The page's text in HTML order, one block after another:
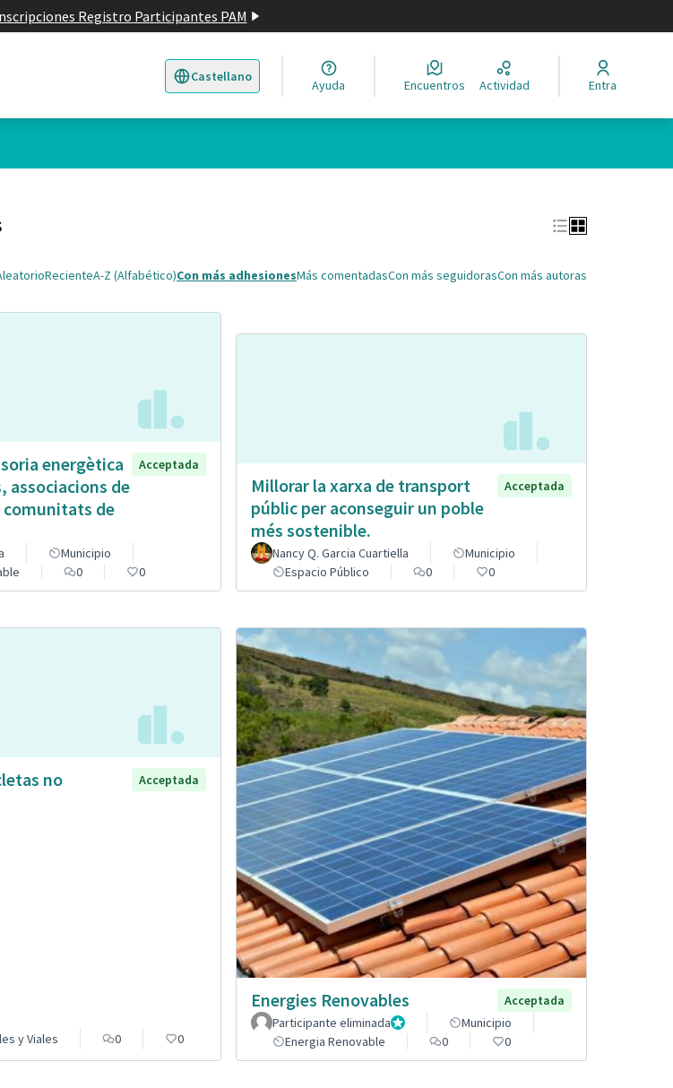
Registro Participantes PAM
Castellano
Triar la llengua Elegir el idioma
Ayuda Encuentros Actividad Entra
RecienteA-Z (Alfabético)Con más adhesionesMás comentadasCon más seguidorasCon más autoras
energètica
associacions de
comunitats de
Acceptada
Municipio
0 0
Millorar la xarxa de transport
públic per aconseguir un poble
més sostenible.
Acceptada
Nancy Q. Garcia Cuartiella
Municipio
Espacio Público
0 0
no
Acceptada
y Viales 0 0
Energies Renovables
Acceptada
Participante eliminadaAdministradorMunicipio
Energia Renovable
0 0